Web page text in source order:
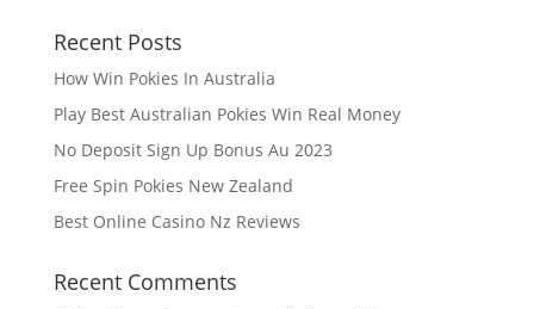
Recent Posts
How Win Pokies In Australia
Play Best Australian Pokies Win Real Money
No Deposit Sign Up Bonus Au 2023
Free Spin Pokies New Zealand
Best Online Casino Nz Reviews
Recent Comments